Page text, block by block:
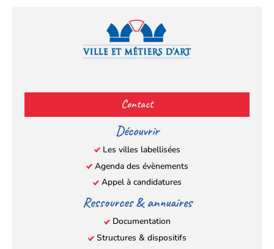
(s’ouvre
dans
un
nouvel
onglet)
(s’ouvre
dans
un
nouvel
onglet)
(s’ouvre
dans
un
nouvel
onglet)
(s’ouvre
un
nouvel
onglet)
Contact
Découvrir
Les villes labellisées
Agenda des évènements
Appel à candidatures
Ressources & annuaires
Documentation
Structures & dispositifs